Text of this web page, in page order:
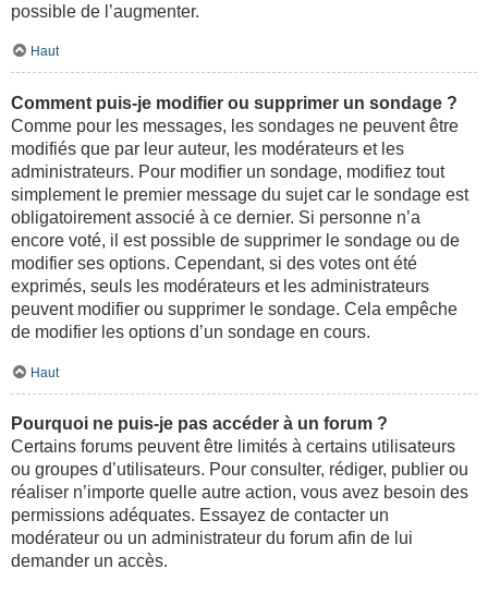
possible de l’augmenter.
Haut
Comment puis-je modifier ou supprimer un sondage ?
Comme pour les messages, les sondages ne peuvent être
modifiés que par leur auteur, les modérateurs et les
administrateurs. Pour modifier un sondage, modifiez tout
simplement le premier message du sujet car le sondage est
obligatoirement associé à ce dernier. Si personne n’a
encore voté, il est possible de supprimer le sondage ou de
modifier ses options. Cependant, si des votes ont été
exprimés, seuls les modérateurs et les administrateurs
peuvent modifier ou supprimer le sondage. Cela empêche
de modifier les options d’un sondage en cours.
Haut
Pourquoi ne puis-je pas accéder à un forum ?
Certains forums peuvent être limités à certains utilisateurs
ou groupes d’utilisateurs. Pour consulter, rédiger, publier ou
réaliser n’importe quelle autre action, vous avez besoin des
permissions adéquates. Essayez de contacter un
modérateur ou un administrateur du forum afin de lui
demander un accès.